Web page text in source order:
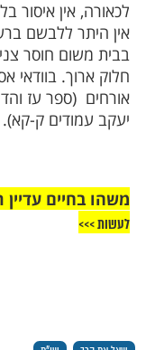
עוד תוכן
איסור בלבישת
ללבשם ברשות
חוסר צניעות.